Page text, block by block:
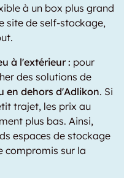
à un box plus grand
site de self-stockage,
à l'extérieur : pour
des solutions de
en dehors d'Adlikon. Si
trajet, les prix au
plus bas. Ainsi,
espaces de stockage
compromis sur la